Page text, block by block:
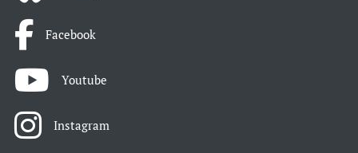
Facebook
Youtube
Instagram